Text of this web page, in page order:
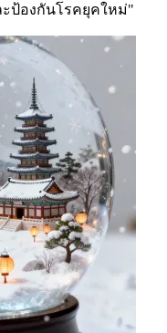
ป้องกันโรคยุคใหม่"